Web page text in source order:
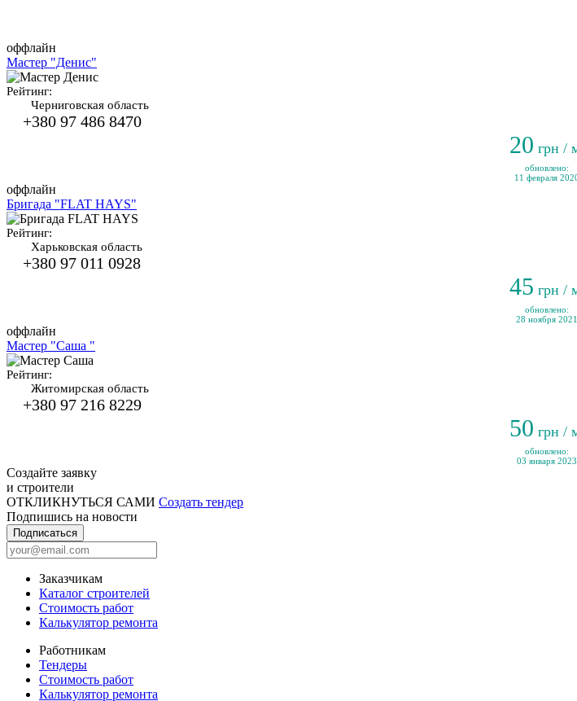
оффлайн
Мастер "Денис"
Рейтинг:
Черниговская область
+380 97 486 8470
20 грн /
обновлено:
11 февраля
оффлайн
Бригада "FLAT HAYS"
Рейтинг:
Харьковская область
+380 97 011 0928
45 грн /
обновлено:
28 ноября 2021
оффлайн
Мастер "Саша "
Рейтинг:
Житомирская область
+380 97 216 8229
50 грн /
обновлено:
03 января 2023
Создайте заявку
и строители
ОТКЛИКНУТЬСЯ САМИ Создать тендер
Подпишись на новости
Подписаться
Заказчикам
Каталог строителей
Стоимость работ
Калькулятор ремонта
Работникам
Тендеры
Стоимость работ
Калькулятор ремонта